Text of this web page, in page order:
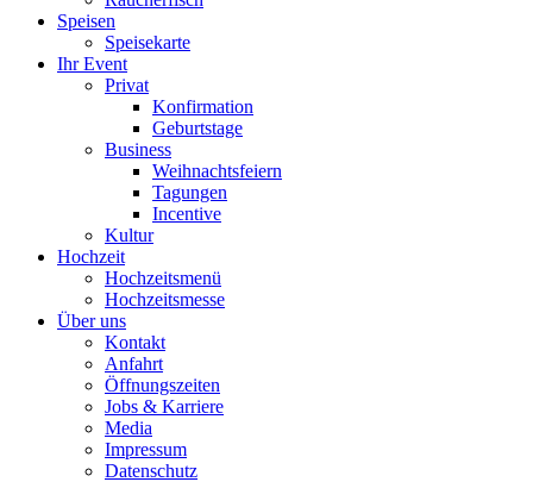
Speisen
Speisekarte
Ihr Event
Privat
Konfirmation
Geburtstage
Business
Weihnachtsfeiern
Tagungen
Incentive
Kultur
Hochzeit
Hochzeitsmenü
Hochzeitsmesse
Über uns
Kontakt
Anfahrt
Öffnungszeiten
Jobs & Karriere
Media
Impressum
Datenschutz